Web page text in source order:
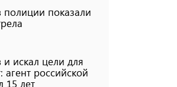
показали
искал цели для
агент российской
15 лет